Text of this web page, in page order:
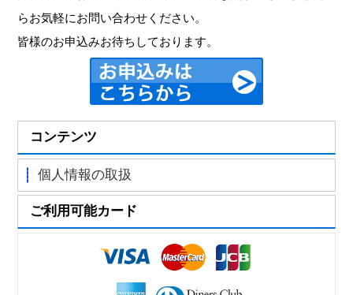
らお気軽にお問い合わせください。
皆様のお申込みお待ちしております。
コンテンツ
個人情報の取扱
ご利用可能カード